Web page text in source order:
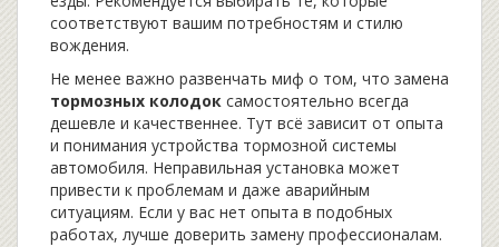
соответствуют вашим потребностям и стилю
вождения.
Не менее важно развенчать миф о том, что замена
тормозных колодок самостоятельно всегда
дешевле и качественнее. Тут всё зависит от опыта
и понимания устройства тормозной системы
автомобиля. Неправильная установка может
привести к проблемам и даже аварийным
ситуациям. Если у вас нет опыта в подобных
работах, лучше доверить замену профессионалам.